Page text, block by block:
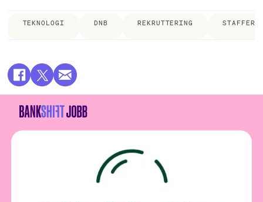
TEKNOLOGI DNB REKRUTTERING